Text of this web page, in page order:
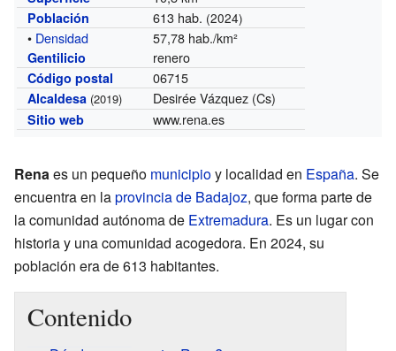
Población 613 hab. (2024)
• Densidad 57,78 hab./km²
Gentilicio renero
Código postal 06715
Alcaldesa (2019) Desirée Vázquez (Cs)
Sitio web www.rena.es
Renaes un pequeño municipioy localidad en España. Se
encuentra en laprovincia de Badajoz, que forma parte de
la comunidad autónoma de Extremadura. Es un lugar con
historia y una comunidad acogedora. En 2024, su
población era de 613 habitantes.
Contenido